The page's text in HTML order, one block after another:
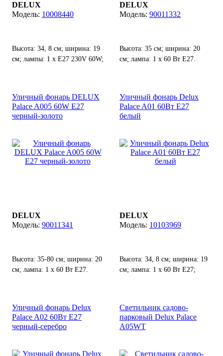
DELUX
10008440
Высота: 34, 8 см; ширина: 19
см; лампы: 1 х Е27 230V 60W;
DELUX
90011332
Высота: 35 см; ширина: 20
см; лампа: 1 х 60 Вт Е27.
Уличный фонарь DELUX
Palace A005 60W E27
черный-золото
DELUX
90011341
Высота: 35-80 см; ширина: 20
см; лампа: 1 х 60 Вт Е27.
Уличный фонарь Delux
Palace A01 60Вт Е27
белый
DELUX
10103969
Высота: 34, 8 см; ширина: 19
см; лампа: 1 х 60 Вт Е27;
Уличный фонарь Delux
Palace A02 60Вт Е27
черный-серебро
Светильник садово-
парковый Delux Palace
A05WT